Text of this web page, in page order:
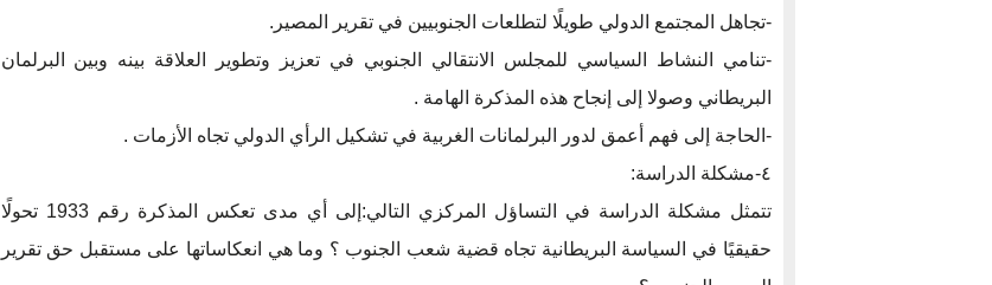
-تجاهل المجتمع الدولي طويلًا لتطلعات الجنوبيين في تقرير المصير.
-تنامي النشاط السياسي للمجلس الانتقالي الجنوبي في تعزيز وتطوير العلاقة بينه وبين البرلمان
البريطاني وصولا إلى إنجاح هذه المذكرة الهامة .
-الحاجة إلى فهم أعمق لدور البرلمانات الغربية في تشكيل الرأي الدولي تجاه الأزمات .
٤-مشكلة الدراسة:
تتمثل مشكلة الدراسة في التساؤل المركزي التالي:إلى أي مدى تعكس المذكرة رقم 1933 تحولًا
حقيقيًا في السياسة البريطانية تجاه قضية شعب الجنوب ؟ وما هي انعكاساتها على مستقبل حق تقرير